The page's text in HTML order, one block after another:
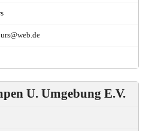
U. Umgebung E.V.